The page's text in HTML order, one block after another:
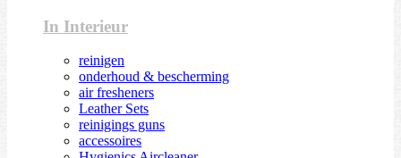
In Interieur
reinigen
onderhoud & bescherming
air fresheners
Leather Sets
reinigings guns
accessoires